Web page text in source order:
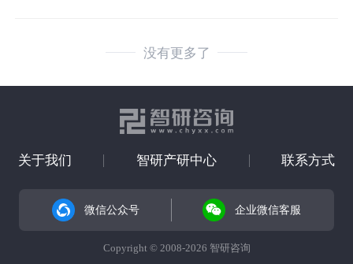
没有更多了
关于我们 智研产研中心 联系方式
微信公众号 企业微信客服
Copyright © 2008-2026 智研咨询